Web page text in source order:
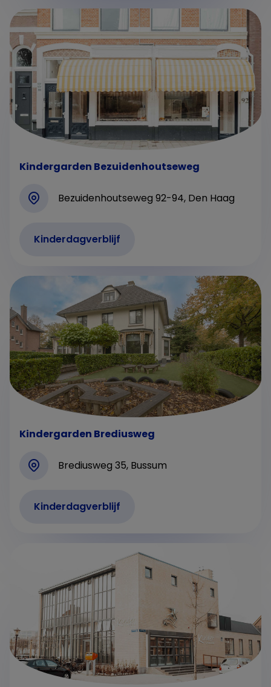
Kindergarden Bezuidenhoutseweg
Bezuidenhoutseweg 92-94, Den Haag
Kinderdagverblijf
Kindergarden Brediusweg
Brediusweg 35, Bussum
Kinderdagverblijf